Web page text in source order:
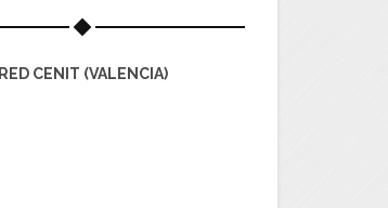
RED CENIT (VALENCIA)